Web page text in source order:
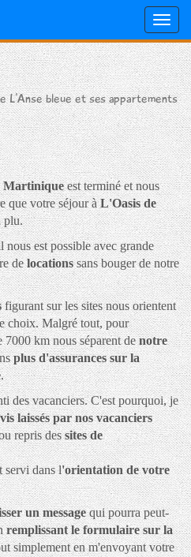
L'Anse bleue et ses appartements
Martiniqueest terminé et nous
que votre séjour àL'Oasis de
plu.
est possible avec grande
delocationssans bouger de notre
figurant sur les sites nous orientent
choix. Malgré tout, pour
7000 km nous séparent denotre
plus d'assurances sur la
.
des vacanciers. C'est pourquoi, je
laissés par nos vacanciers
repris dessites de
servi dans l'orientation de votre
un messagequi pourra peut-
remplissant le formulaire sur la
simplement en m'envoyant votre